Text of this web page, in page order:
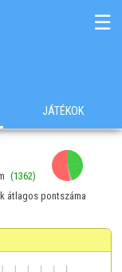
☰
JÁTÉKOK
(1362)
átlagos pontszáma